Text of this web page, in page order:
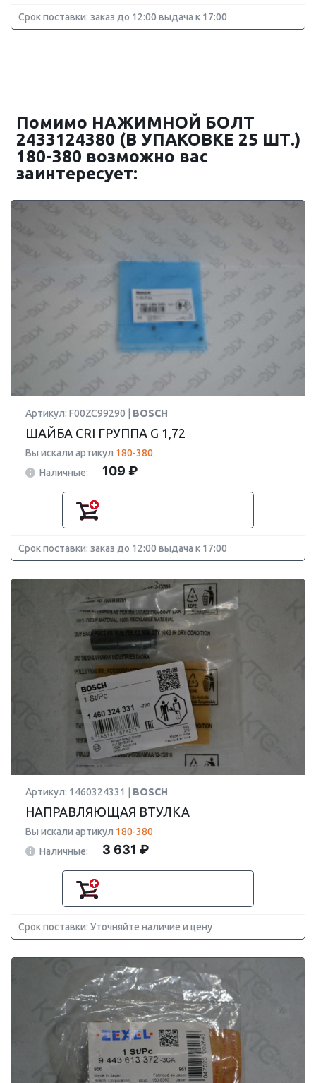
Срок поставки: заказ до 12:00 выдача к 17:00
Помимо НАЖИМНОЙ БОЛТ
2433124380 (В УПАКОВКЕ 25 ШТ.)
180-380 возможно вас
заинтересует:
Артикул: F00ZC99290 | BOSCH
ШАЙБА CRI ГРУППА G 1,72
Вы искали артикул 180-380
Наличные:
109 ₽
Срок поставки: заказ до 12:00 выдача к 17:00
Артикул: 1460324331 | BOSCH
НАПРАВЛЯЮЩАЯ ВТУЛКА
Вы искали артикул 180-380
Наличные:
3 631 ₽
Срок поставки: Уточняйте наличие и цену